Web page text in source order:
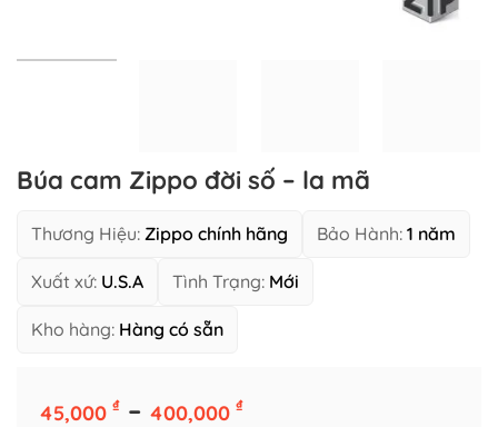
Búa cam Zippo đời số – la mã
Thương Hiệu: Zippo chính hãng Bảo Hành: 1 năm
Xuất xứ: U.S.A Tình Trạng: Mới
Kho hàng: Hàng có sẵn
45,000 ₫ – 400,000 ₫Khoảng